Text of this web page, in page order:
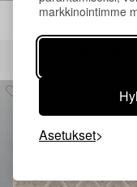
markkinointimme
Asetukset